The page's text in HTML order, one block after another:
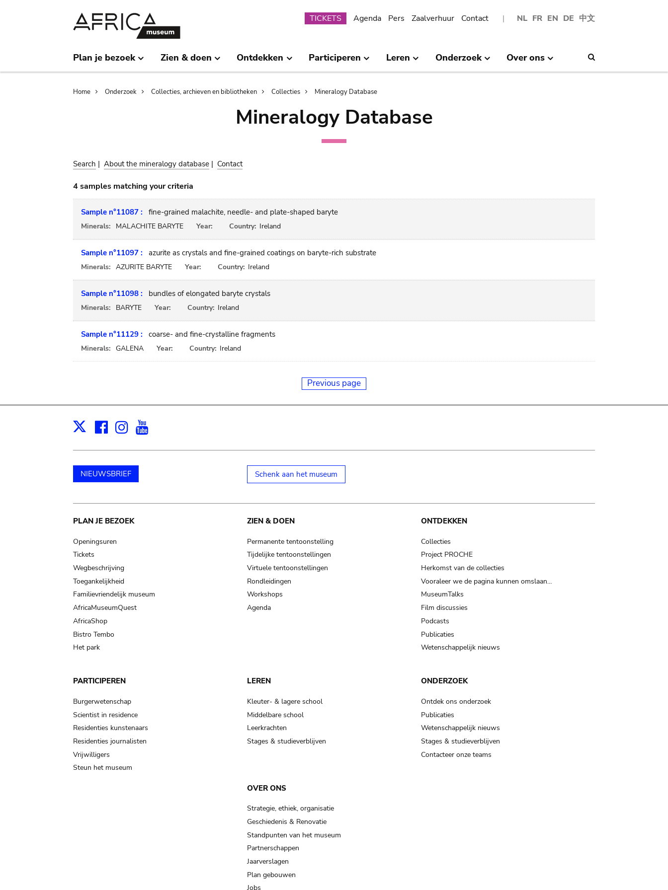
NL FR EN DE 中文
Submenu
TICKETS Agenda Pers Zaalverhuur Contact
Plan je bezoek Zien & doen Ontdekken Participeren Leren Onderzoek Over ons
Breadcrumb
Home Onderzoek Collecties, archieven en bibliotheken Collecties Mineralogy Database
Mineralogy Database
Search | About the mineralogy database | Contact
4 samples matching your criteria
Sample n°11087 : fine-grained malachite, needle- and plate-shaped baryte
Minerals: MALACHITE BARYTE Year: Country: Ireland
Sample n°11097 : azurite as crystals and fine-grained coatings on baryte-rich substrate
Minerals: AZURITE BARYTE Year: Country: Ireland
Sample n°11098 : bundles of elongated baryte crystals
Minerals: BARYTE Year: Country: Ireland
Sample n°11129 : coarse- and fine-crystalline fragments
Minerals: GALENA Year: Country: Ireland
Previous page
X Facebook
Instagram
NIEUWSBRIEF Schenk aan het museum
Main
navigation
PLAN JE BEZOEK
Openingsuren
Tickets
Wegbeschrijving
Toegankelijkheid
Familievriendelijk museum
AfricaMuseumQuest
AfricaShop
Bistro Tembo
Het park
ZIEN & DOEN
Permanente tentoonstelling
Tijdelijke tentoonstellingen
Virtuele tentoonstellingen
Rondleidingen
Workshops
Agenda
ONTDEKKEN
Collecties
Project PROCHE
Herkomst van de collecties
Vooraleer we de pagina kunnen omslaan…
MuseumTalks
Film discussies
Podcasts
Publicaties
Wetenschappelijk nieuws
PARTICIPEREN
Burgerwetenschap
Scientist in residence
Residenties kunstenaars
Residenties journalisten
Vrijwilligers
Steun het museum
LEREN
Kleuter- & lagere school
Middelbare school
Leerkrachten
Stages & studieverblijven
ONDERZOEK
Ontdek ons onderzoek
Publicaties
Wetenschappelijk nieuws
Stages & studieverblijven
Contacteer onze teams
OVER ONS
Strategie, ethiek, organisatie
Geschiedenis & Renovatie
Standpunten van het museum
Partnerschappen
Jaarverslagen
Plan gebouwen
Jobs